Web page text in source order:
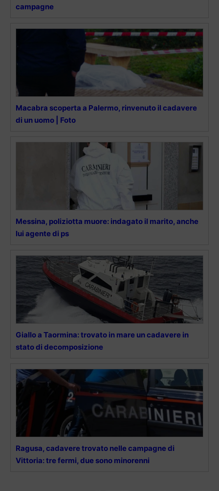
campagne
Macabra scoperta a Palermo, rinvenuto il cadavere
di un uomo | Foto
Messina, poliziotta muore: indagato il marito, anche
lui agente di ps
Giallo a Taormina: trovato in mare un cadavere in
stato di decomposizione
Ragusa, cadavere trovato nelle campagne di
Vittoria: tre fermi, due sono minorenni